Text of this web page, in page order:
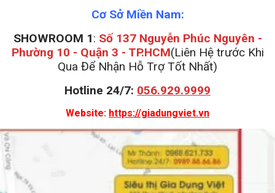
Cơ Sở Miền Nam:
SHOWROOM 1: Số 137 Nguyễn Phúc Nguyên -
Phường 10 - Quận 3 - TP.HCM(Liên Hệ trước Khi
Qua Để Nhận Hỗ Trợ Tốt Nhất)
Hotline 24/7: 056.929.9999
Website: https://giadungviet.vn